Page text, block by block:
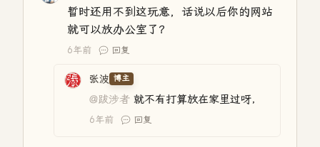
暂时还用不到这玩意，话说以后你的网站
就可以放办公室了？
6年前 回复
张波 博主
@跋涉者 就不有打算放在家里过呀，
6年前 回复